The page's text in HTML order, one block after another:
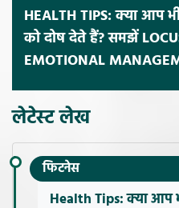
HEALTH TIPS: क्या आप
को दोष देते हैं? समझें
EMOTIONAL
लेटेस्ट लेख
फिटनेस
Health Tips: क्या आप